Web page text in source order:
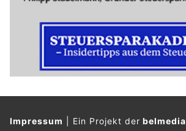
Impressum Ein Projekt derbelmedia